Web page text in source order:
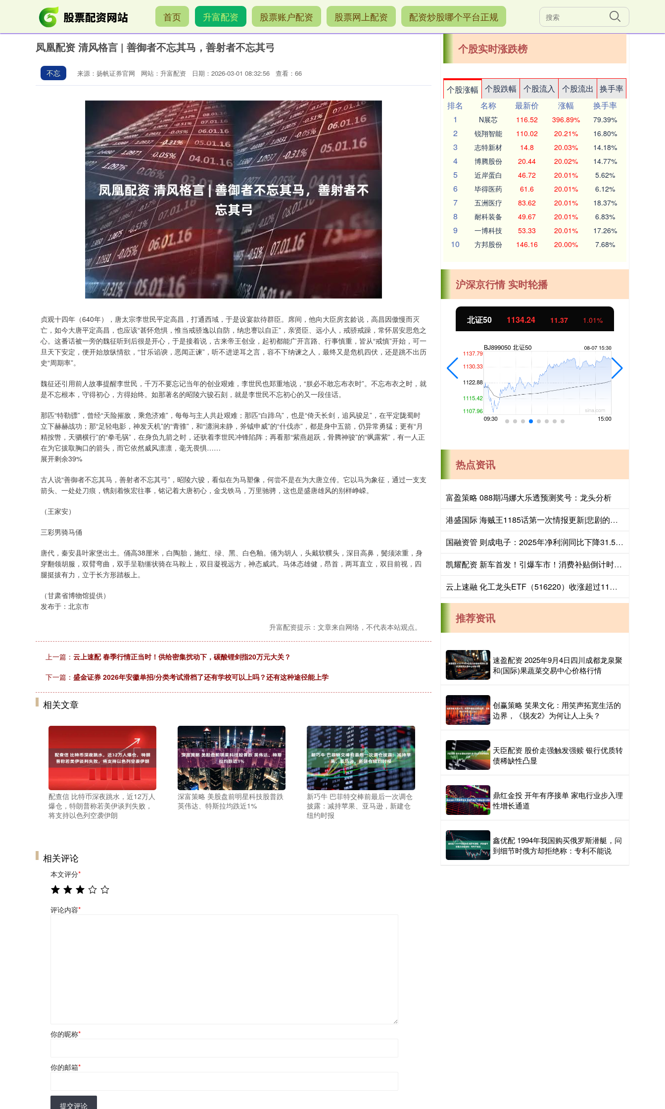
首页 升富配资 股票账户配资 股票网上配资 配资炒股哪个平台正规
凤凰配资 清风格言 | 善御者不忘其马，善射者不忘其弓
不忘 来源：扬帆证券官网 网站：升富配资 日期：2026-03-01 08:32:56 查看：66
贞观十四年（640年），唐太宗李世民平定高昌，打通西域，于是设宴款待群臣。席间，他向大臣房玄龄说，高昌因傲慢而灭
亡，如今大唐平定高昌，也应该“甚怀危惧，惟当戒骄逸以自防，纳忠謇以自正”，亲贤臣、远小人，戒骄戒躁，常怀居安思危之
心。这番话被一旁的魏征听到后很是开心，于是接着说，古来帝王创业，起初都能广开言路、行事慎重，皆从“戒慎”开始，可一
旦天下安定，便开始放纵情欲，“甘乐谄谀，恶闻正谏”，听不进逆耳之言，容不下纳谏之人，最终又是危机四伏，还是跳不出历
史“周期率”。
魏征还引用前人故事提醒李世民，千万不要忘记当年的创业艰难，李世民也郑重地说，“朕必不敢忘布衣时”。不忘布衣之时，就
是不忘根本，守得初心，方得始终。如那著名的昭陵六骏石刻，就是李世民不忘初心的又一段佳话。
那匹“特勒骠”，曾经“天险摧敌，乘危济难”，每每与主人共赴艰难；那匹“白蹄乌”，也是“倚天长剑，追风骏足”，在平定陇蜀时
立下赫赫战功；那“足轻电影，神发天机”的“青骓”，和“瀍涧未静，斧钺申威”的“什伐赤”，都是身中五箭，仍异常勇猛；更有“月
精按辔，天驷横行”的“拳毛䯄”，在身负九箭之时，还驮着李世民冲锋陷阵；再看那“紫燕超跃，骨腾神骏”的“飒露紫”，有一人正
在为它拔取胸口的箭头，而它依然威风凛凛，毫无畏惧……
展开剩余39%
古人说“善御者不忘其马，善射者不忘其弓”，昭陵六骏，看似在为马塑像，何尝不是在为大唐立传。它以马为象征，通过一支支
箭头、一处处刀痕，镌刻着恢宏往事，铭记着大唐初心，金戈铁马，万里驰骋，这也是盛唐雄风的别样峥嵘。
（王家安）
三彩男骑马俑
唐代，秦安县叶家堡出土。俑高38厘米，白陶胎，施红、绿、黑、白色釉。俑为胡人，头戴软幞头，深目高鼻，鬓须浓重，身
穿翻领胡服，双臂弯曲，双手呈勒缰状骑在马鞍上，双目凝视远方，神态威武。马体态雄健，昂首，两耳直立，双目前视，四
腿挺拔有力，立于长方形踏板上。
（甘肃省博物馆提供）
发布于：北京市
升富配资提示：文章来自网络，不代表本站观点。
上一篇： 云上速配 春季行情正当时！供给密集扰动下，碳酸锂剑指20万元大关？
下一篇： 盛金证券 2026年安徽单招/分类考试滑档了还有学校可以上吗？还有这种途径能上学
相关文章
配查信 比特币深夜跳水，近12万人
爆仓，特朗普称若美伊谈判失败，
将支持以色列空袭伊朗
深富策略 美股盘前明星科技股普跌
英伟达、特斯拉均跌近1%
新巧牛 巴菲特交棒前最后一次调仓
披露：减持苹果、亚马逊，新建仓
纽约时报
相关评论
本文评分*
评论内容*
你的昵称*
你的邮箱*
提交评论
个股实时涨跌榜
个股涨幅 个股跌幅 个股流入 个股流出
换手率
排名
名称 最新价 涨幅
换手率
1
N展芯 116.52 396.89% 79.39%
2 锐翔智能 110.02 20.21% 16.80%
3 志特新材 14.8 20.03% 14.18%
4 博腾股份 20.44 20.02% 14.77%
5 近岸蛋白 46.72 20.01% 5.62%
6 毕得医药 61.6 20.01% 6.12%
7 五洲医疗 83.62 20.01% 18.37%
8 耐科装备 49.67 20.01% 6.83%
9 一博科技 53.33 20.01% 17.26%
10 方邦股份 146.16 20.00% 7.68%
沪深京行情 实时轮播
1.02% 深证成指 14311.01 200.89 1.42% 沪深300 4694.44 43.13 0.93% 北证50 1134.24 11.37 1.01%
热点资讯
富盈策略 088期冯娜大乐透预测奖号：龙头分析
港盛国际 海贼王1185话第一次情报更新|悲剧的起源，一切从天龙人到来开始
国融资管 则成电子：2025年净利润同比下降31.51%
凯耀配资 新车首发！引爆车市！消费补贴倒计时！2026青岛国际车展仅余最后一天！
云上速融 化工龙头ETF（516220）收涨超过11%，供应紧张或推动TDI价格反弹
推荐资讯
速盈配资 2025年9月4日四川成都龙泉聚
和(国际)果蔬菜交易中心价格行情
创赢策略 笑果文化：用笑声拓宽生活的
边界，《脱友2》为何让人上头？
天臣配资 股价走强触发强赎 银行优质转
债稀缺性凸显
鼎红金投 开年有序接单 家电行业步入理
性增长通道
鑫优配 1994年我国购买俄罗斯潜艇，问
到细节时俄方却拒绝称：专利不能说